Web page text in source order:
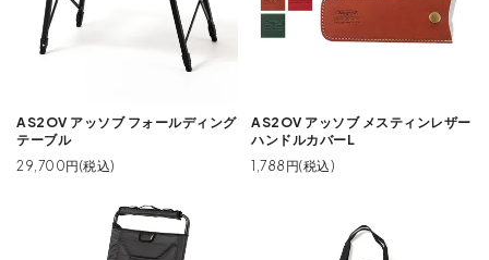
AS2OV アッソブ フォールディング
テーブル
29,700円(税込)
AS2OV アッソブ メスティンレザー
ハンドルカバーL
1,788円(税込)